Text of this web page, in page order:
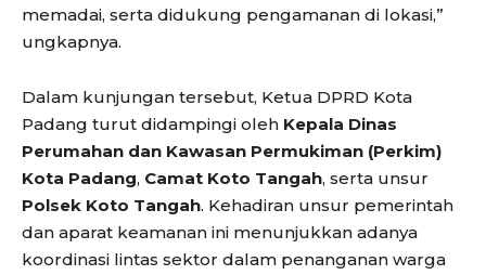
memadai, serta didukung pengamanan di lokasi,”
ungkapnya.
Dalam kunjungan tersebut, Ketua DPRD Kota
Padang turut didampingi oleh Kepala Dinas
Perumahan dan Kawasan Permukiman (Perkim)
Kota Padang, Camat Koto Tangah, serta unsur
Polsek Koto Tangah. Kehadiran unsur pemerintah
dan aparat keamanan ini menunjukkan adanya
koordinasi lintas sektor dalam penanganan warga